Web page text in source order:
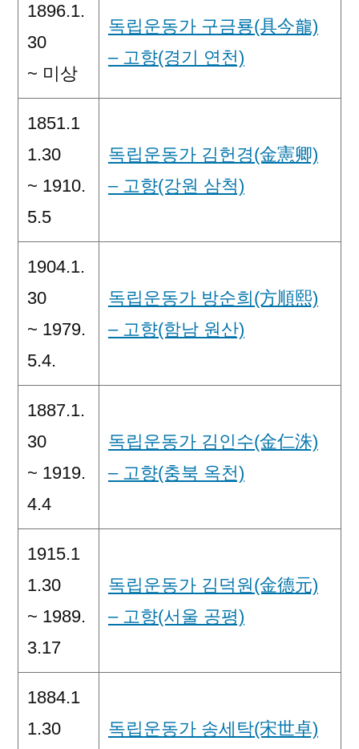
1896.1.
30
~ 미상
독립운동가 구금룡(具今龍)
– 고향(경기 연천)
1851.1
1.30
~ 1910.
5.5
독립운동가 김헌경(金憲卿)
– 고향(강원 삼척)
1904.1.
30
~ 1979.
5.4.
독립운동가 방순희(方順熙)
– 고향(함남 원산)
1887.1.
30
~ 1919.
4.4
독립운동가 김인수(金仁洙)
– 고향(충북 옥천)
1915.1
1.30
~ 1989.
3.17
독립운동가 김덕원(金德元)
– 고향(서울 공평)
1884.1
1.30
독립운동가 송세탁(宋世卓)